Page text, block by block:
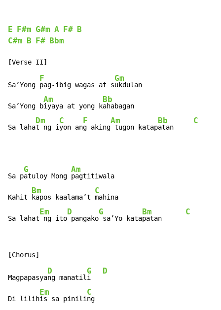
E F#m G#m A F#
B
C#m
B F# Bbm
Sa’Yong
F
pag-ibig wagas at s
Gm
ukdulan
Sa’Yong b
Am
iyaya at yong k
Bb
ahabagan
Sa laha
Dm
t ng i
C
yon an
F
g aking
Am
tugon katap
Bb
atan
C
Sa p
G
atuloy Mong
Am
pagtitiwala
Kahit
Bm
kapos kaalama’t
C
mahina
Sa lahat
Em
ng ito
D
pangako
G
sa’Yo kata
Bm
patan
C
Magpapasya
D
ng manatil
G
i
D
Di lilih
Em
is sa pinili
C
ng